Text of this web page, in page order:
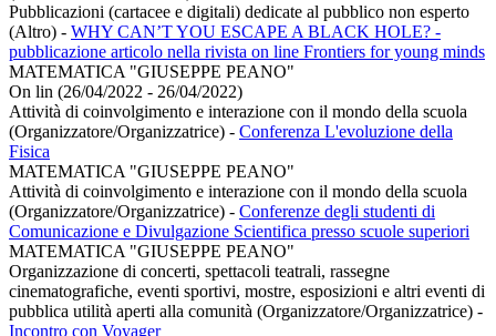
Pubblicazioni (cartacee e digitali) dedicate al pubblico non esperto
(Altro) - WHY CAN’T YOU ESCAPE A BLACK HOLE? -
pubblicazione articolo nella rivista on line Frontiers for young minds
MATEMATICA "GIUSEPPE PEANO"
On lin (26/04/2022 - 26/04/2022)
Attività di coinvolgimento e interazione con il mondo della scuola
(Organizzatore/Organizzatrice) - Conferenza L'evoluzione della
Fisica
MATEMATICA "GIUSEPPE PEANO"
Attività di coinvolgimento e interazione con il mondo della scuola
(Organizzatore/Organizzatrice) - Conferenze degli studenti di
Comunicazione e Divulgazione Scientifica presso scuole superiori
MATEMATICA "GIUSEPPE PEANO"
Organizzazione di concerti, spettacoli teatrali, rassegne
cinematografiche, eventi sportivi, mostre, esposizioni e altri eventi di
pubblica utilità aperti alla comunità (Organizzatore/Organizzatrice) -
Incontro con Voyager